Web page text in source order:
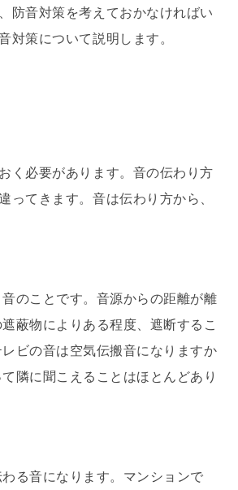
防音対策を考えておかなければい
対策について説明します。
く必要があります。音の伝わり方
ってきます。音は伝わり方から、
のことです。音源からの距離が離
蔽物によりある程度、遮断するこ
ビの音は空気伝搬音になりますか
隣に聞こえることはほとんどあり
る音になります。マンションで